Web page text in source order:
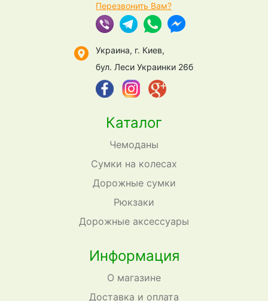
Каталог
Чемоданы
Сумки на колесах
Дорожные сумки
Рюкзаки
Дорожные аксессуары
Информация
О магазине
Доставка и оплата
Перезвонить Вам?
Украина, г. Киев,
бул. Леси Украинки 26б